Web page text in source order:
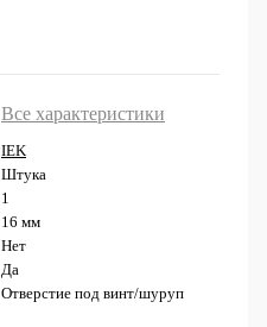
Все характеристики
IEK
Штука
1
16 мм
Нет
Да
Отверстие под винт/шуруп